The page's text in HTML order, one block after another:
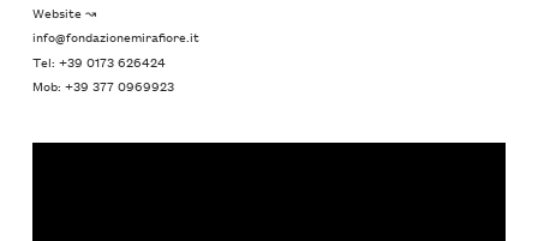
Website ↝
info@fondazionemirafiore.it
Tel: +39 0173 626424
Mob: +39 377 0969923